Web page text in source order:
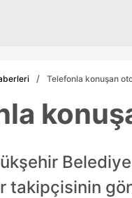
Telefonla konuşan
takipçisinin